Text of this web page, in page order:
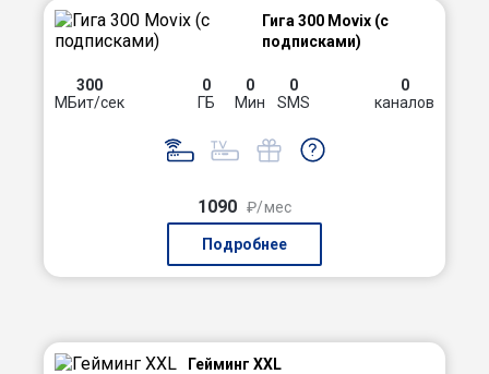
Гига 300 Movix (с
подписками)
300
МБит/сек
0
ГБ
0
Мин
0
SMS
0
каналов
1090 ₽/мес
Подробнее
Гейминг XXL